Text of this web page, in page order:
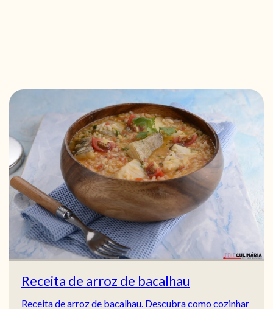
Receita de arroz de bacalhau
Receita de arroz de bacalhau. Descubra como cozinhar